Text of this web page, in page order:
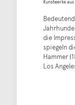
Kunstwerke
die
spiegeln
Hammer
Los